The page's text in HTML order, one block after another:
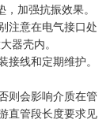
加强抗振效果。
注意在电气接口处
器壳内。
接线和定期维护。
则会影响介质在管
直管段长度要求见